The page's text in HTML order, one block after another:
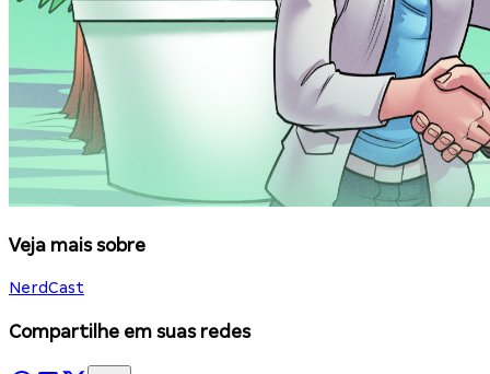
Veja mais sobre
NerdCast
Compartilhe em suas redes